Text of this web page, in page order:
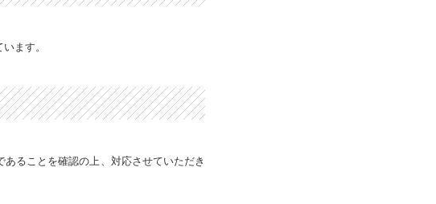
ます。
ることを確認の上、対応させていただき